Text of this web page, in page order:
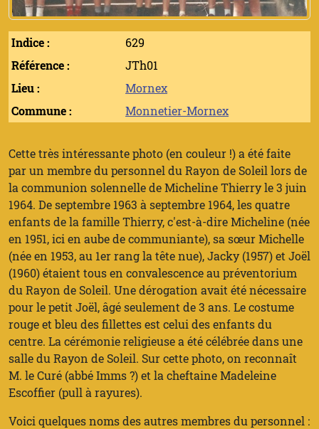
Indice :
629
Référence :
JTh01
Lieu :
Mornex
Commune :
Monnetier-Mornex
Cette très intéressante photo (en couleur !) a été faite
par un membre du personnel du Rayon de Soleil lors de
la communion solennelle de Micheline Thierry le 3 juin
1964. De septembre 1963 à septembre 1964, les quatre
enfants de la famille Thierry, c'est-à-dire Micheline (née
en 1951, ici en aube de communiante), sa sœur Michelle
(née en 1953, au 1er rang la tête nue), Jacky (1957) et Joël
(1960) étaient tous en convalescence au préventorium
du Rayon de Soleil. Une dérogation avait été nécessaire
pour le petit Joël, âgé seulement de 3 ans. Le costume
rouge et bleu des fillettes est celui des enfants du
centre. La cérémonie religieuse a été célébrée dans une
salle du Rayon de Soleil. Sur cette photo, on reconnaît
M. le Curé (abbé Imms ?) et la cheftaine Madeleine
Escoffier (pull à rayures).
Voici quelques noms des autres membres du personnel :